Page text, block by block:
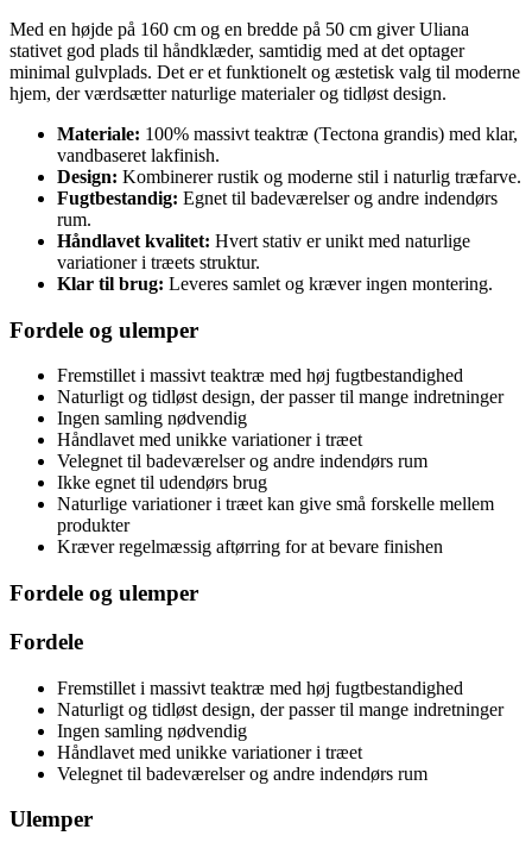
Med en højde på 160 cm og en bredde på 50 cm giver Uliana
stativet god plads til håndklæder, samtidig med at det optager
minimal gulvplads. Det er et funktionelt og æstetisk valg til moderne
hjem, der værdsætter naturlige materialer og tidløst design.
Materiale: 100% massivt teaktræ (Tectona grandis) med klar,
vandbaseret lakfinish.
Design: Kombinerer rustik og moderne stil i naturlig træfarve.
Fugtbestandig: Egnet til badeværelser og andre indendørs
rum.
Håndlavet kvalitet: Hvert stativ er unikt med naturlige
variationer i træets struktur.
Klar til brug: Leveres samlet og kræver ingen montering.
Fordele og ulemper
Fremstillet i massivt teaktræ med høj fugtbestandighed
Naturligt og tidløst design, der passer til mange indretninger
Ingen samling nødvendig
Håndlavet med unikke variationer i træet
Velegnet til badeværelser og andre indendørs rum
Ikke egnet til udendørs brug
Naturlige variationer i træet kan give små forskelle mellem
produkter
Kræver regelmæssig aftørring for at bevare finishen
Fordele og ulemper
Fordele
Fremstillet i massivt teaktræ med høj fugtbestandighed
Naturligt og tidløst design, der passer til mange indretninger
Ingen samling nødvendig
Håndlavet med unikke variationer i træet
Velegnet til badeværelser og andre indendørs rum
Ulemper